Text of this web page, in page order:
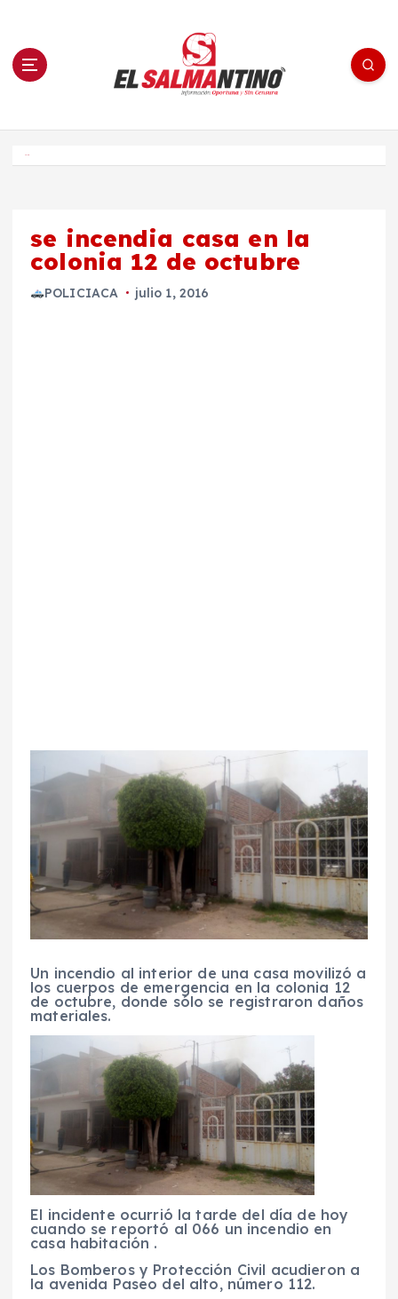
n El Salmantino - medios/noticias/editorial
se incendia casa en la
colonia 12 de octubre
POLICIACA julio 1, 2016
Un incendio al interior de una casa movilizó a
los cuerpos de emergencia en la colonia 12
de octubre, donde sólo se registraron daños
materiales.
El incidente ocurrió la tarde del día de hoy
cuando se reportó al 066 un incendio en
casa habitación .
Los Bomberos y Protección Civil acudieron a
la avenida Paseo del alto, número 112.